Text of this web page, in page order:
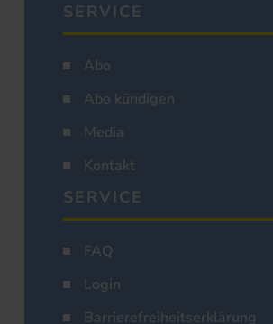
SERVICE
Abo
Abo kündigen
Media
Kontakt
SERVICE
FAQ
Login
Barrierefreiheitserklärung